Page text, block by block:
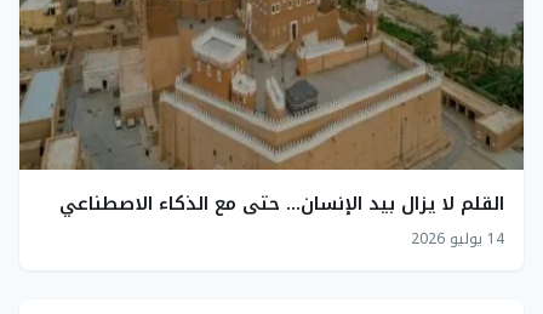
القلم لا يزال بيد الإنسان… حتى مع الذكاء الاصطناعي
14 يوليو 2026